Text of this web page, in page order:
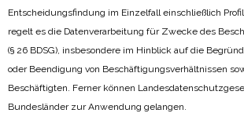
Entscheidungsfindung im Einzelfall einschließlich
regelt es die Datenverarbeitung für Zwecke des
(§ 26 BDSG), insbesondere im Hinblick auf die
oder Beendigung von Beschäftigungsverhältnissen
Beschäftigten. Ferner können
Bundesländer zur Anwendung gelangen.